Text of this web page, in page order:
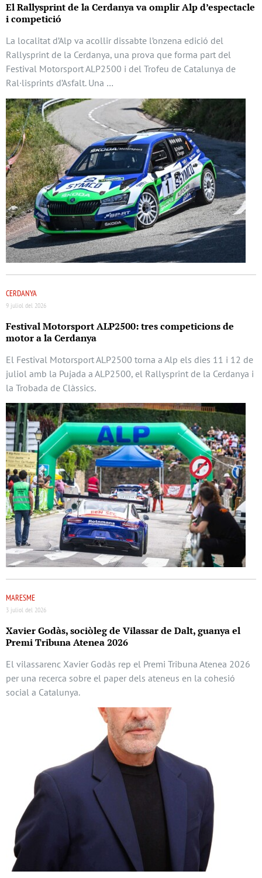
El Rallysprint de la Cerdanya va omplir Alp d’espectacle
i competició
La localitat d’Alp va acollir dissabte l’onzena edició del
Rallysprint de la Cerdanya, una prova que forma part del
Festival Motorsport ALP2500 i del Trofeu de Catalunya de
Ral·lisprints d’Asfalt. Una …
CERDANYA
9 juliol del 2026
Festival Motorsport ALP2500: tres competicions de
motor a la Cerdanya
El Festival Motorsport ALP2500 torna a Alp els dies 11 i 12 de
juliol amb la Pujada a ALP2500, el Rallysprint de la Cerdanya i
la Trobada de Clàssics.
MARESME
3 juliol del 2026
Xavier Godàs, sociòleg de Vilassar de Dalt, guanya el
Premi Tribuna Atenea 2026
El vilassarenc Xavier Godàs rep el Premi Tribuna Atenea 2026
per una recerca sobre el paper dels ateneus en la cohesió
social a Catalunya.